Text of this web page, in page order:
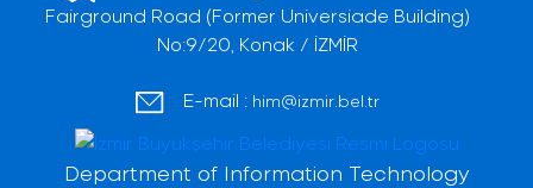
Fairground Road (Former Universiade Building)
No:9/20, Konak / İZMİR
E-mail : him@izmir.bel.tr
Department of Information Technology